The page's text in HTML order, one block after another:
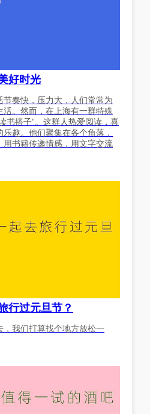
好时光
奏快，压力大，人们常常为
活。然而，在上海有一群特殊
书搭子”。这群人热爱阅读，喜
趣。他们聚集在各个角落，
用书籍传递情感，用文字交流
行过元旦节？
我们打算找个地方放松一